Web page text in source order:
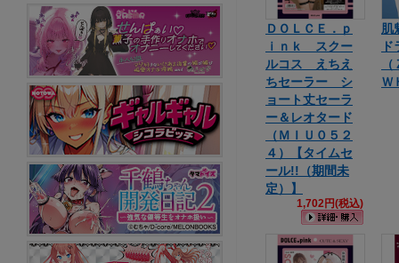
ＤＯＬＣＥ．ｐ
ｉｎｋ スクー
ルコス えちえ
ちセーラー シ
ョート丈セーラ
ー＆レオタード
（ＭＩＵ０５２
４）【タイムセ
ール!!（期間未
定）】
1,702円(税込)
肌
Ｗ